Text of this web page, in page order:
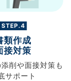
STEP.4
類作成
接対策
添削や面接対策も
サポート